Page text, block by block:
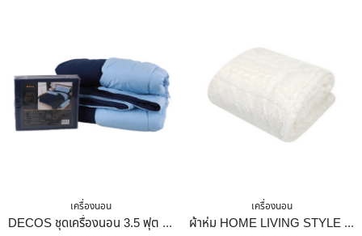
เครื่องนอน
DECOS ชุดเครื่องนอน 3.5 ฟุต พร้อมนวม ทูโทน สีกรม
เครื่องนอน
ผ้าห่ม HOME LIVING STYLE SHERPA 60X80 นิ้ว สี CREAM